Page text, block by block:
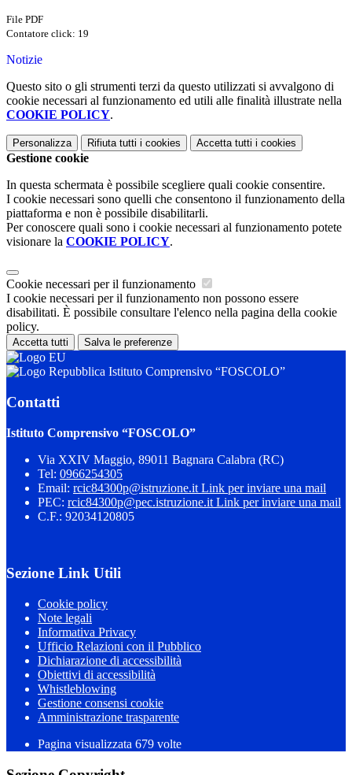
File PDF
Contatore click: 19
Notizie
Questo sito o gli strumenti terzi da questo utilizzati si avvalgono di
cookie necessari al funzionamento ed utili alle finalità illustrate nella
COOKIE POLICY.
Personalizza Rifiuta tutti i cookies Accetta tutti i cookies
Gestione cookie
In questa schermata è possibile scegliere quali cookie consentire.
I cookie necessari sono quelli che consentono il funzionamento della
piattaforma e non è possibile disabilitarli.
Per conoscere quali sono i cookie necessari al funzionamento potete
visionare la COOKIE POLICY.
Cookie necessari per il funzionamento
I cookie necessari per il funzionamento non possono essere
disabilitati. È possibile consultare l'elenco nella pagina della cookie
policy.
Accetta tutti Salva le preferenze
Istituto Comprensivo “FOSCOLO”
Contatti
Istituto Comprensivo “FOSCOLO”
Via XXIV Maggio, 89011 Bagnara Calabra (RC)
Tel: 0966254305
Email: rcic84300p@istruzione.it Link per inviare una mail
PEC: rcic84300p@pec.istruzione.it Link per inviare una mail
C.F.: 92034120805
Sezione Link Utili
Cookie policy
Note legali
Informativa Privacy
Ufficio Relazioni con il Pubblico
Dichiarazione di accessibilità
Obiettivi di accessibilità
Whistleblowing
Gestione consensi cookie
Amministrazione trasparente
Pagina visualizzata 679 volte